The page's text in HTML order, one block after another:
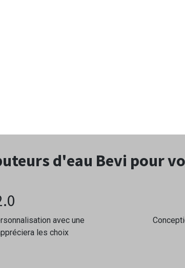
d'eau Bevi pour
avec une
les choix